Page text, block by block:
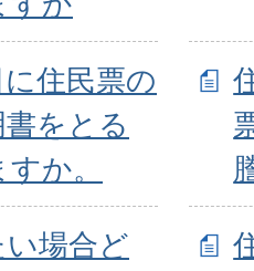
住民票の
をとる
か。
場合ど